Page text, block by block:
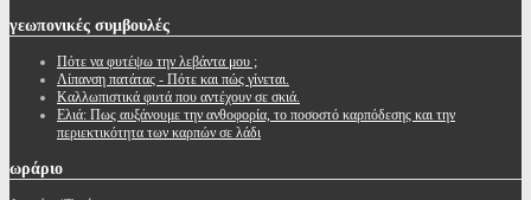
γεωπονικές συμβουλές
Πότε να φυτέψω την λεβάντα μου ;
Λίπανση πατάτας - Πότε και πώς γίνεται.
Καλλωπιστικά φυτά που αντέχουν σε σκιά.
Ελιά: Πως αυξάνουμε την ανθοφορία, το ποσοστό καρπόδεσης και την
περιεκτικότητα των καρπών σε λάδι
ωράριο